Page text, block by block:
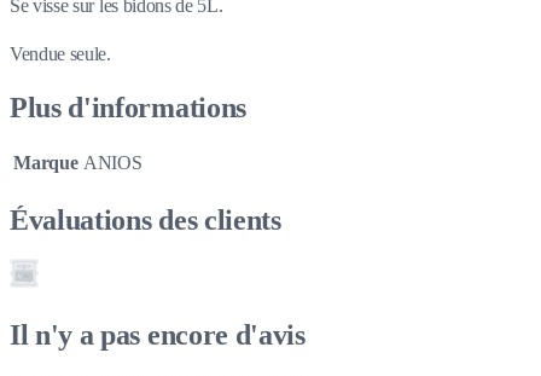
Se visse sur les bidons de 5L.
Vendue seule.
Plus d'informations
Marque ANIOS
Évaluations des clients
Il n'y a pas encore d'avis